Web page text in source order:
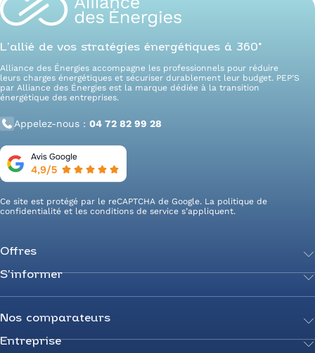
L’allié de vos stratégies énergétiques à 360°
Alliance des Énergies accompagne les professionnels pour réduire
leurs charges énergétiques et sécuriser durablement leur budget. PEP’S
par Alliance des Énergies est la marque dédiée à la transition
énergétique des entreprises.
Appelez-nous : 04 72 82 99 28
Ce site est protégé par le reCAPTCHA de Google. La politique de
confidentialité et les conditions de service s’appliquent.
Offres
Achetez votre énergie
Transition énergétique
Secteurs d’expertise
Optimisez vos taxes et compteurs
S’informer
Actualités
Guides de l’énergie
Livres blancs
Nos comparateurs
Comparateur Électricité
Entreprise